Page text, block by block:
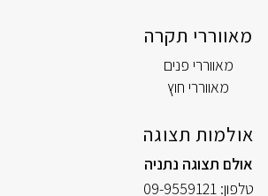
מאווררי תקרה
מאווררי פנים
מאווררי חוץ
אולמות תצוגה
אולם תצוגה נתניה
טלפון:09-9559121